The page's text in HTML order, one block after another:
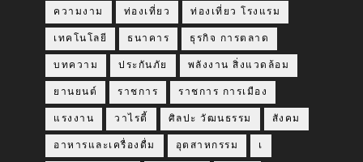
ความงาม ท่องเที่ยว ท่องเที่ยว โรงแรม
เทคโนโลยี ธนาคาร ธุรกิจ การตลาด
บทความ ประกันภัย พลังงาน สิ่งแวดล้อม
ยานยนต์ ราชการ ราชการ การเมือง
แรงงาน วาไรตี้ ศิลปะ วัฒนธรรม สังคม
อาหารและเครื่องดื่ม อุตสาหกรรม เ